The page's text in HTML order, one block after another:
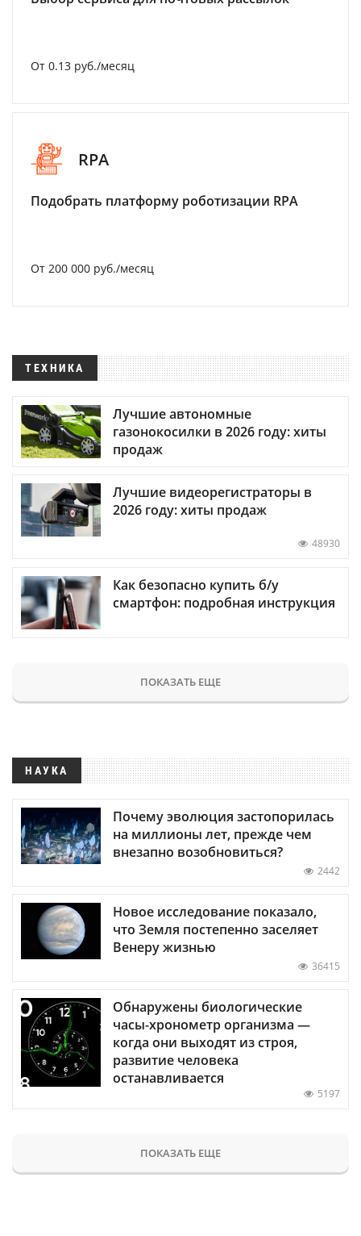
От 0.13 руб./месяц
RPA
Подобрать платформу роботизации RPA
От 200 000 руб./месяц
ТЕХНИКА
Лучшие автономные
газонокосилки в 2026 году: хиты
продаж
Лучшие видеорегистраторы в
2026 году: хиты продаж
48930
Как безопасно купить б/у
смартфон: подробная инструкция
ПОКАЗАТЬ ЕЩЕ
НАУКА
Почему эволюция застопорилась
на миллионы лет, прежде чем
внезапно возобновиться?
2442
Новое исследование показало,
что Земля постепенно заселяет
Венеру жизнью
36415
Обнаружены биологические
часы-хронометр организма —
когда они выходят из строя,
развитие человека
останавливается
5197
ПОКАЗАТЬ ЕЩЕ